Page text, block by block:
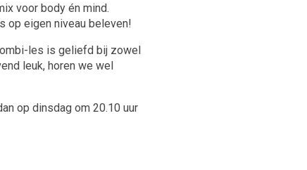
voor body én mind.
op eigen niveau beleven!
les is geliefd bij zowel
leuk, horen we wel
op dinsdag om 20.10 uur